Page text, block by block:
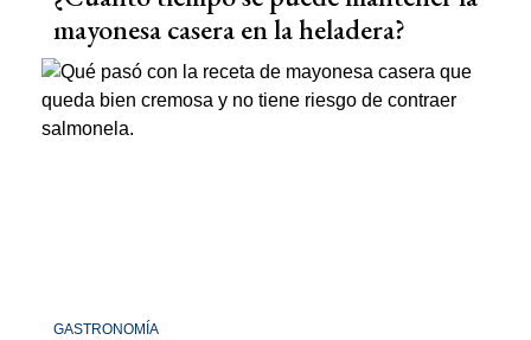
mayonesa casera en la heladera?
GASTRONOMÍA